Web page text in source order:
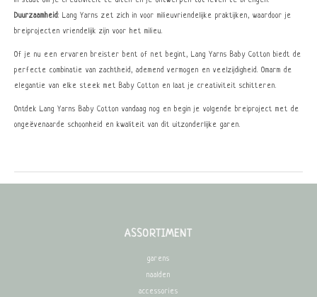
Duurzaamheid: Lang Yarns zet zich in voor milieuvriendelijke praktijken, waardoor je
breiprojecten vriendelijk zijn voor het milieu.
Of je nu een ervaren breister bent of net begint, Lang Yarns Baby Cotton biedt de
perfecte combinatie van zachtheid, ademend vermogen en veelzijdigheid. Omarm de
elegantie van elke steek met Baby Cotton en laat je creativiteit schitteren.
Ontdek Lang Yarns Baby Cotton vandaag nog en begin je volgende breiproject met de
ongeëvenaarde schoonheid en kwaliteit van dit uitzonderlijke garen.
ASSORTIMENT
garens
naalden
accessories